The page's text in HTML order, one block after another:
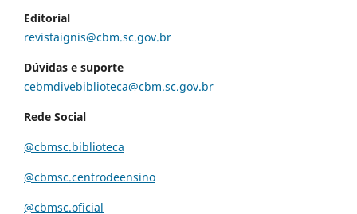
Editorial
revistaignis@cbm.sc.gov.br
Dúvidas e suporte
cebmdivebiblioteca@cbm.sc.gov.br
Rede Social
@cbmsc.biblioteca
@cbmsc.centrodeensino
@cbmsc.oficial